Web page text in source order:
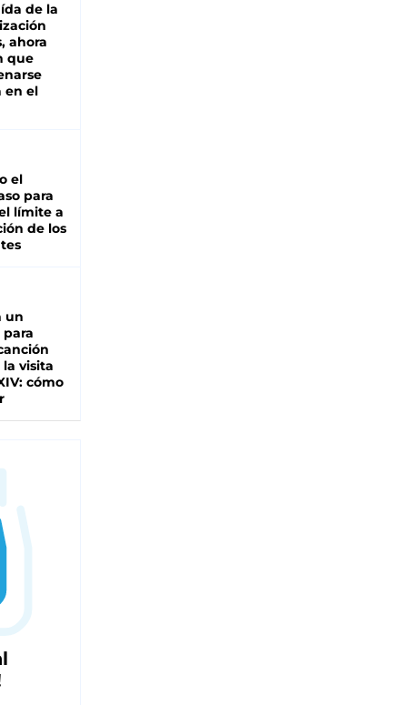
de la
ahora
que
en el
el
para
límite a
de los
un
para
visita
cómo